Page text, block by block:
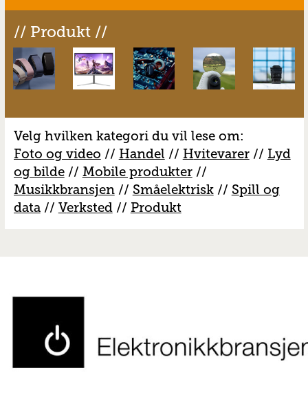
// Produkt //
Velg hvilken kategori du vil lese om:
Foto og video // Handel // Hvitevarer// Lyd
og bilde// Mobile produkter//
Musikkbransjen// Småelektrisk// Spill og
data// Verksted// Produkt